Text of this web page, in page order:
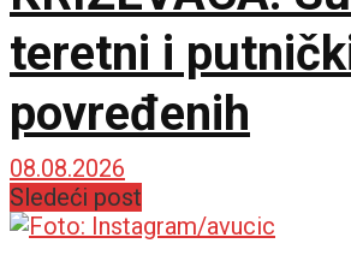
teretni i
povređenih
08.08.2026
Sledeći post